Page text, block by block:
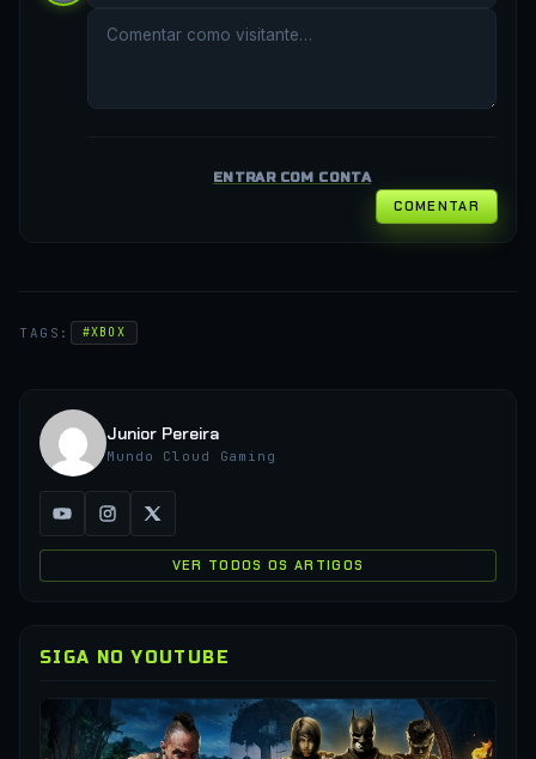
ENTRAR COM CONTA
COMENTAR
TAGS: #XBOX
Junior Pereira
Mundo Cloud Gaming
VER TODOS OS ARTIGOS
SIGA NO YOUTUBE